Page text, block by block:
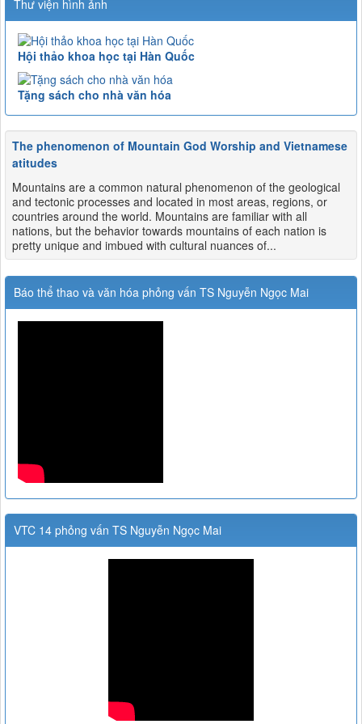
Thư viện hình ảnh
Hội thảo khoa học tại Hàn Quốc
Tặng sách cho nhà văn hóa
The phenomenon of Mountain God Worship and Vietnamese
atitudes
Mountains are a common natural phenomenon of the geological
and tectonic processes and located in most areas, regions, or
countries around the world. Mountains are familiar with all
nations, but the behavior towards mountains of each nation is
pretty unique and imbued with cultural nuances of...
Báo thể thao và văn hóa phỏng vấn TS Nguyễn Ngọc Mai
VTC 14 phỏng vấn TS Nguyễn Ngọc Mai